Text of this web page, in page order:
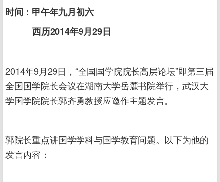
时间：甲午年九月初六
西历2014年9月29日
2014年9月29日，“全国国学院院长高层论坛”即第三届
全国国学院长会议在湖南大学岳麓书院举行，武汉大
学国学院院长郭齐勇教授应邀作主题发言。
郭院长重点讲国学学科与国学教育问题。以下为他的
发言内容：